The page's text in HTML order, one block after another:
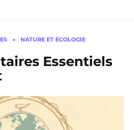
» NATURE ET ÉCOLOGIE
Essentiels